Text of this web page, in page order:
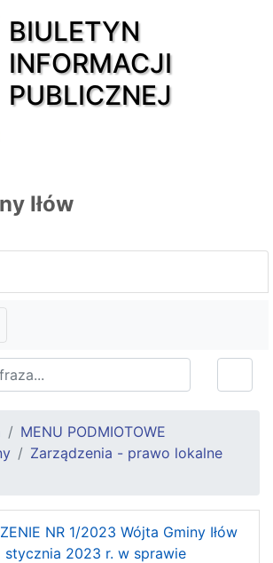
BIULETYN
INFORMACJI
PUBLICZNEJ
Iłów
MENU PODMIOTOWE
Zarządzenia - prawo lokalne
NR 1/2023 Wójta Gminy Iłów
stycznia 2023 r. w sprawie